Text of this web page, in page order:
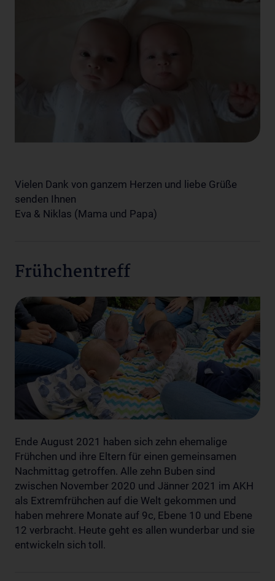
Vielen Dank von ganzem Herzen und liebe Grüße
senden Ihnen
Eva & Niklas (Mama und Papa)
Frühchentreff
Ende August 2021 haben sich zehn ehemalige
Frühchen und ihre Eltern für einen gemeinsamen
Nachmittag getroffen. Alle zehn Buben sind
zwischen November 2020 und Jänner 2021 im AKH
als Extremfrühchen auf die Welt gekommen und
haben mehrere Monate auf 9c, Ebene 10 und Ebene
12 verbracht. Heute geht es allen wunderbar und sie
entwickeln sich toll.